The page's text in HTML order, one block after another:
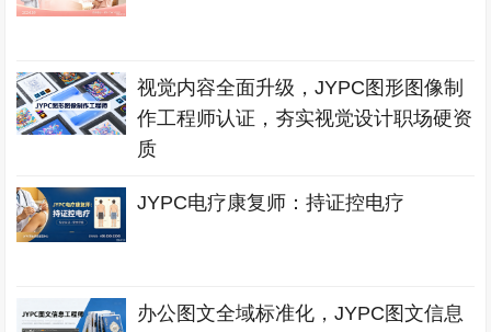
视觉内容全面升级，JYPC图形图像制
作工程师认证，夯实视觉设计职场硬资
质
JYPC电疗康复师：持证控电疗
办公图文全域标准化，JYPC图文信息